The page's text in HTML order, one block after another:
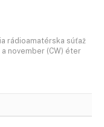
rádioamatérska súťaž
november (CW) éter